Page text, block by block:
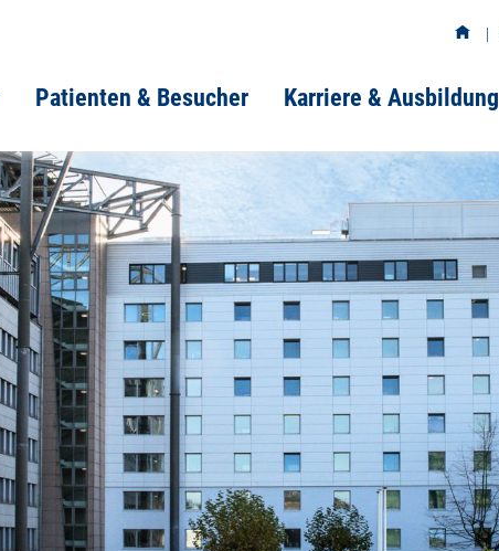
Patienten & Besucher Karriere & Ausbildung